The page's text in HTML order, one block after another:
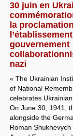
30 juin en
la
gouvernement
nazi
« The Ukrainian
of National
celebrates
On June 30, 1941,
alongside the
Roman